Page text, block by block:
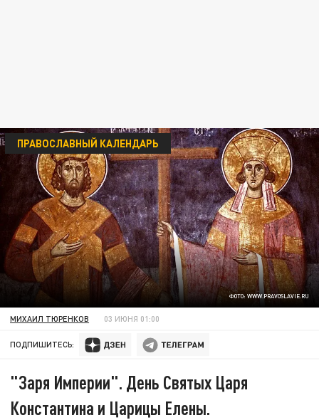
ФОТО: WWW.PRAVOSLAVIE.RU
ПРАВОСЛАВНЫЙ КАЛЕНДАРЬ
МИХАИЛ ТЮРЕНКОВ 03 ИЮНЯ 01:00
ПОДПИШИТЕСЬ:
"Заря Империи". День Святых Царя
Константина и Царицы Елены.